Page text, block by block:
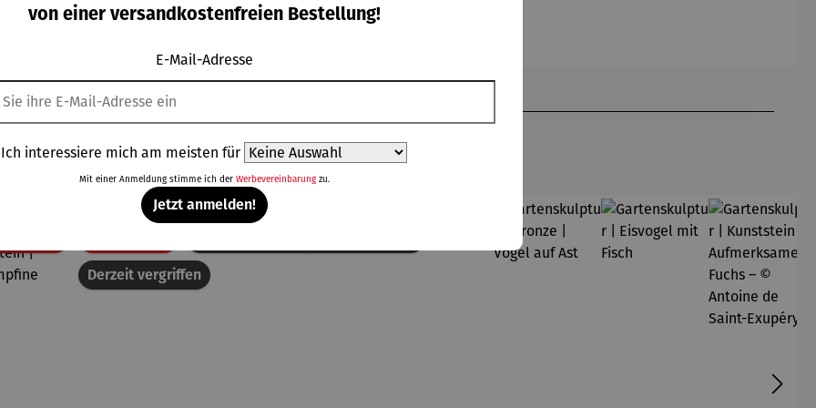
Papa
Regulärer Preis:
59,00 €
n |
UVPRegulärer Preis:
59,00 € UVPRegulärer Preis:
55,00 €
Topseller aus der Kategorie Skulpturen
Derzeit vergriffen
von einer versandkostenfreien Bestellung!
E-Mail-Adresse
Ich interessiere mich am meisten für
Mit einer Anmeldung stimme ich der Werbevereinbarungzu.
Jetzt anmelden!